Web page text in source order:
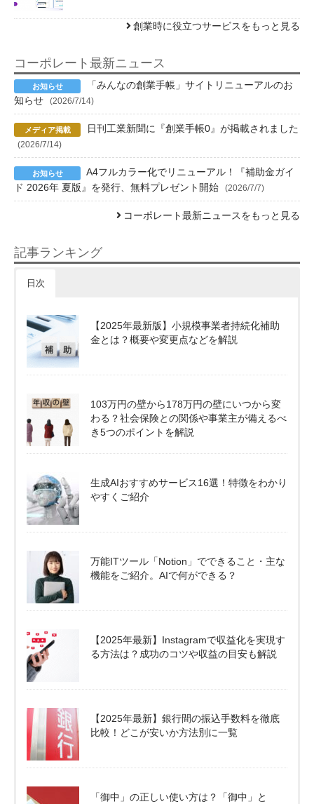
創業時に役立つサービスをもっと見る
コーポレート最新ニュース
「みんなの創業手帳」サイトリニューアルのお
知らせ
(2026/7/14)
日刊工業新聞に『創業手帳0』が掲載されました
(2026/7/14)
A4フルカラー化でリニューアル！『補助金ガイ
ド 2026年 夏版』を発行、無料プレゼント開始
(2026/7/7)
コーポレート最新ニュースをもっと見る
記事ランキング
日次
【2025年最新版】小規模事業者持続化補助
金とは？概要や変更点などを解説
103万円の壁から178万円の壁にいつから変
わる？社会保険との関係や事業主が備えるべ
き5つのポイントを解説
生成AIおすすめサービス16選！特徴をわかり
やすくご紹介
万能ITツール「Notion」でできること・主な
機能をご紹介。AIで何ができる？
【2025年最新】Instagramで収益化を実現す
る方法は？成功のコツや収益の目安も解説
【2025年最新】銀行間の振込手数料を徹底
比較！どこが安いか方法別に一覧
「御中」の正しい使い方は？「御中」と